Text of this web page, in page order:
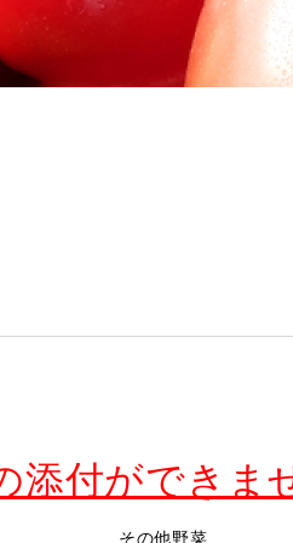
添付ができま
その他野菜